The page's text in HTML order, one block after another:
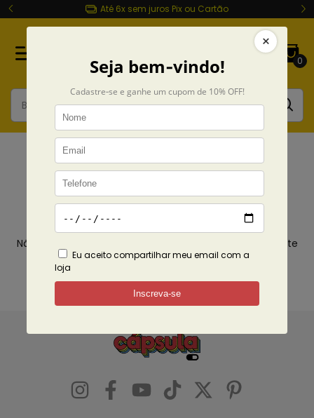
Até 6x sem juros Pix ou Cartão
0
Rosalía
Início Coleções Rosalía
Não temos resultados para sua pesquisa. Por favor, tente
com outros filtros.